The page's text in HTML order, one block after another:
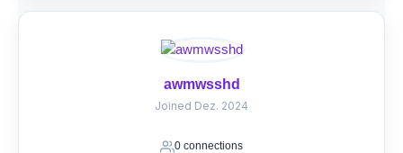
awmwsshd
Joined Dez. 2024
0 connections